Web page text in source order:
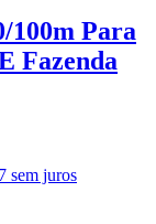
100m Para
Fazenda
sem juros